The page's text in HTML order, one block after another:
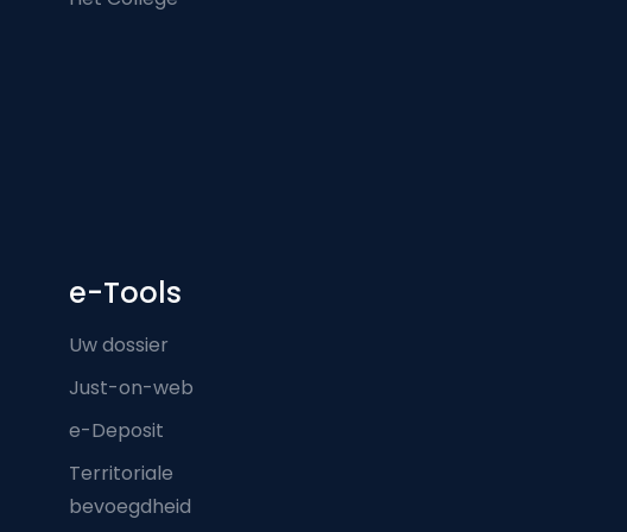
e-Tools
Uw dossier
Just-on-web
e-Deposit
Territoriale
bevoegdheid